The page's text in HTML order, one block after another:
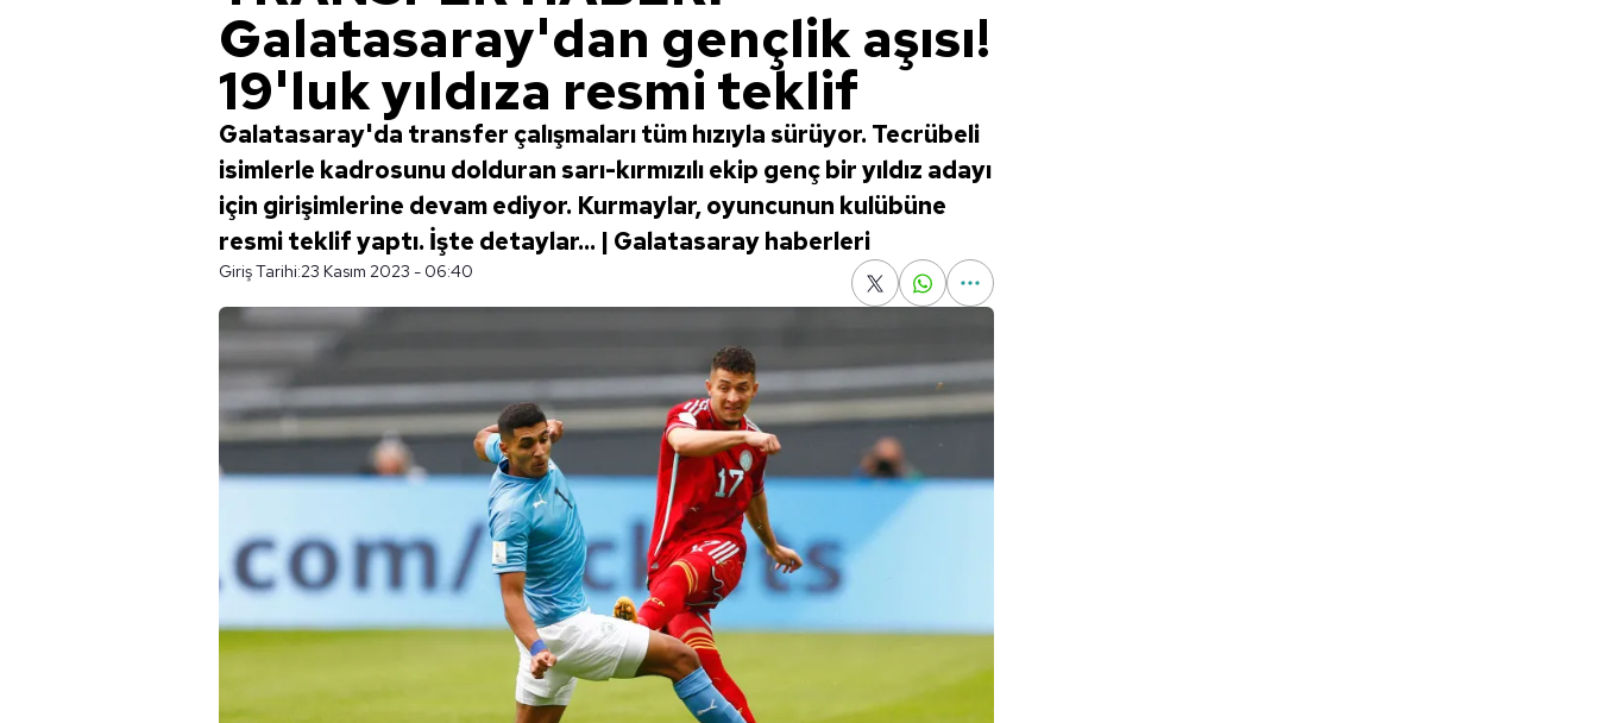
Galatasaray'dan gençlik aşısı!
19'luk yıldıza resmi teklif
Galatasaray'da transfer çalışmaları tüm hızıyla sürüyor. Tecrübeli
isimlerle kadrosunu dolduran sarı-kırmızılı ekip genç bir yıldız adayı
için girişimlerine devam ediyor. Kurmaylar, oyuncunun kulübüne
resmi teklif yaptı. İşte detaylar... | Galatasaray haberleri
Giriş Tarihi:23 Kasım 2023 - 06:40